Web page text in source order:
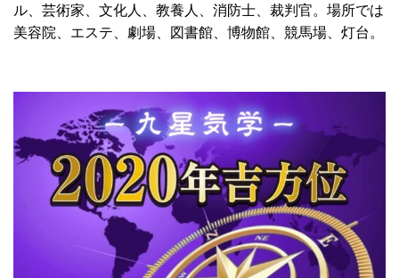
ル、芸術家、文化人、教養人、消防士、裁判官。場所では
美容院、エステ、劇場、図書館、博物館、競馬場、灯台。